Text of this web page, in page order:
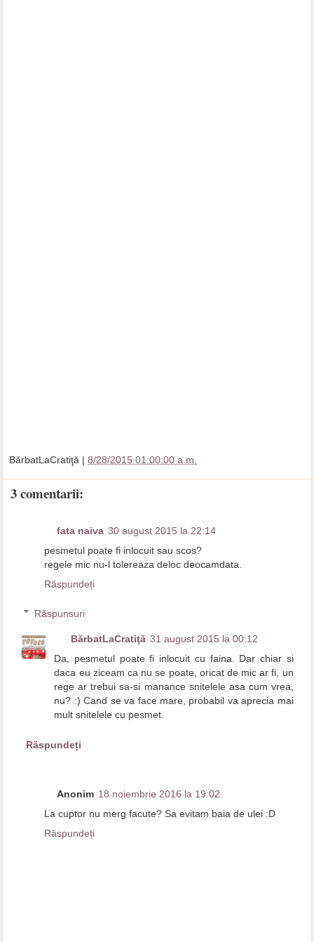
BărbatLaCratiţă | 8/28/2015 01:00:00 a.m.
3 comentarii:
fata naiva 30 august 2015 la 22:14
pesmetul poate fi inlocuit sau scos?
regele mic nu-l tolereaza deloc deocamdata.
Răspundeți
Răspunsuri
BărbatLaCratiţă 31 august 2015 la 00:12
Da, pesmetul poate fi inlocuit cu faina. Dar chiar si
daca eu ziceam ca nu se poate, oricat de mic ar fi, un
rege ar trebui sa-si manance snitelele asa cum vrea,
nu? :) Cand se va face mare, probabil va aprecia mai
mult snitelele cu pesmet.
Răspundeți
Anonim 18 noiembrie 2016 la 19:02
La cuptor nu merg facute? Sa evitam baia de ulei :D
Răspundeți